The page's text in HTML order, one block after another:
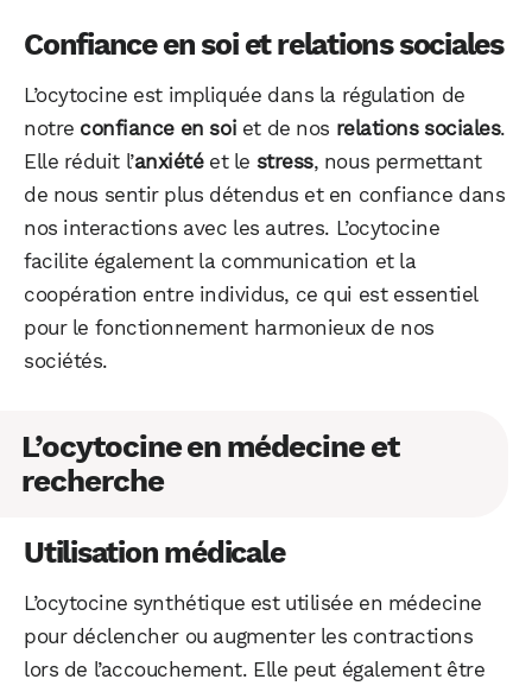
Confiance en soi et relations sociales
L’ocytocine est impliquée dans la régulation de
notre confiance en soi et de nos relations sociales.
Elle réduit l’anxiétéet le stress, nous permettant
de nous sentir plus détendus et en confiance dans
nos interactions avec les autres. L’ocytocine
facilite également la communication et la
coopération entre individus, ce qui est essentiel
pour le fonctionnement harmonieux de nos
sociétés.
L’ocytocine en médecine et
recherche
Utilisation médicale
L’ocytocine synthétique est utilisée en médecine
pour déclencher ou augmenter les contractions
lors de l’accouchement. Elle peut également être